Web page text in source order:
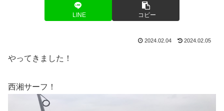
LINE コピー
2024.02.04 2024.02.05
やってきました！
西湘サーフ！